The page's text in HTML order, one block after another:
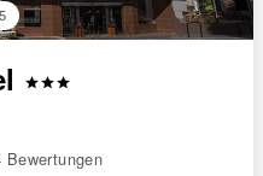
starstarstar
Bewertungen